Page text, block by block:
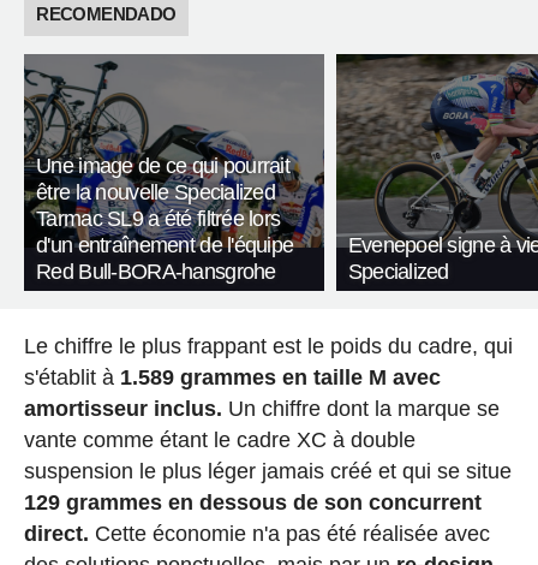
RECOMENDADO
Une image de ce qui pourrait
être la nouvelle Specialized
Tarmac SL9 a été filtrée lors
d'un entraînement de l'équipe
Red Bull-BORA-hansgrohe
Evenepoel signe à
Specialized
Le chiffre le plus frappant est le poids du cadre, qui
s'établit à 1.589 grammes en taille M avec
amortisseur inclus. Un chiffre dont la marque se
vante comme étant le cadre XC à double
suspension le plus léger jamais créé et qui se situe
129 grammes en dessous de son concurrent
direct. Cette économie n'a pas été réalisée avec